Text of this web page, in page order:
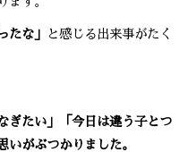
たな」
と感じる出来事がたく
たい」「今日は違う子とつ
いがぶつかりました。